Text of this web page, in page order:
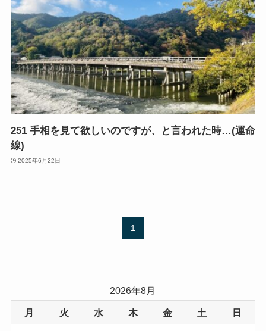
251 手相を見て欲しいのですが、と言われた時…(運命
線)
2025年6月22日
1
2026年8月
月 火 水 木 金 土 日